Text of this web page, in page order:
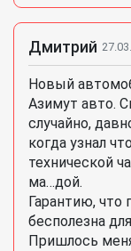
Дмитрий
Новый
Азимут авто.
случайно,
когда узнал
технической
ма…дой.
Гарантию, что
бесполезна
Пришлось